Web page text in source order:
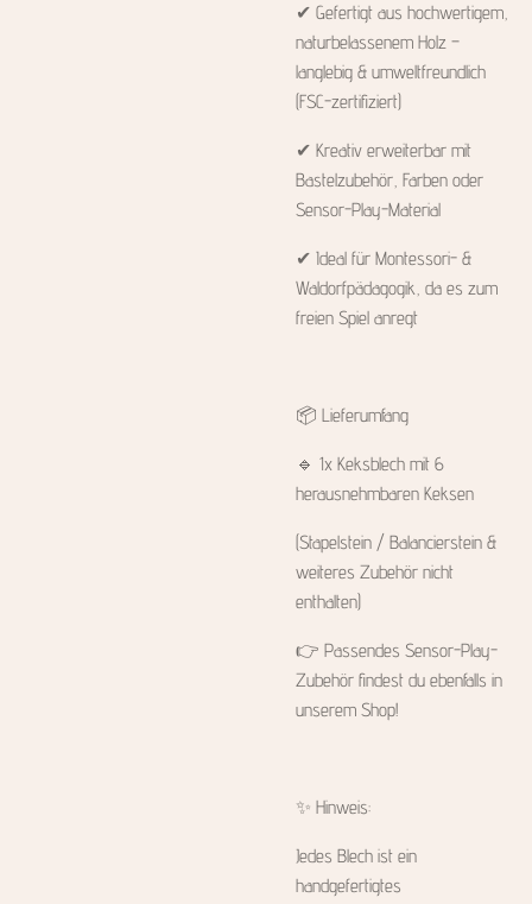
✔ Gefertigt aus hochwertigem,
naturbelassenem Holz –
langlebig & umweltfreundlich
(FSC-zertifiziert)
✔ Kreativ erweiterbar mit
Bastelzubehör, Farben oder
Sensor-Play-Material
✔ Ideal für Montessori- &
Waldorfpädagogik, da es zum
freien Spiel anregt
📦 Lieferumfang
🔹 1x Keksblech mit 6
herausnehmbaren Keksen
(Stapelstein / Balancierstein &
weiteres Zubehör nicht
enthalten)
👉 Passendes Sensor-Play-
Zubehör findest du ebenfalls in
unserem Shop!
✨ Hinweis:
Jedes Blech ist ein
handgefertigtes